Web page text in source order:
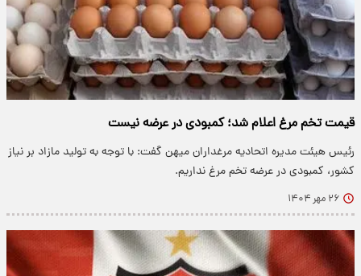
قیمت تخم مرغ اعلام شد؛ کمبودی در عرضه نیست
رئیس هیئت مدیره اتحادیه مرغداران میهن گفت: با توجه به تولید مازاد بر نیاز
کشور، کمبودی در عرضه تخم مرغ نداریم.
۲۶ مهر ۱۴۰۴